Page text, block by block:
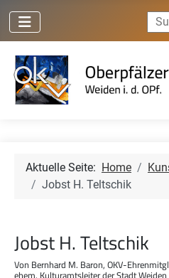
Aktuelle Seite: Home
Jobst H. Teltschik
Jobst H. Teltschik
Von Bernhard M. Baron, OKV-